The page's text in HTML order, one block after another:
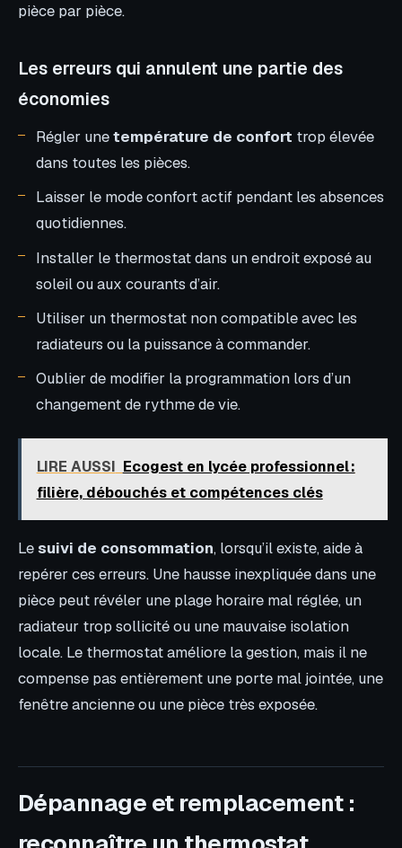
pièce par pièce.
Les erreurs qui annulent une partie des
économies
Régler unetempérature de confort trop élevée
dans toutes les pièces.
Laisser le mode confort actif pendant les absences
quotidiennes.
Installer le thermostat dans un endroit exposé au
soleil ou aux courants d’air.
Utiliser un thermostat non compatible avec les
radiateurs ou la puissance à commander.
Oublier de modifier la programmation lors d’un
changement de rythme de vie.
LIRE AUSSI Ecogest en lycée professionnel :
filière, débouchés et compétences clés
Lesuivi de consommation, lorsqu’il existe, aide à
repérer ces erreurs. Une hausse inexpliquée dans une
pièce peut révéler une plage horaire mal réglée, un
radiateur trop sollicité ou une mauvaise isolation
locale. Le thermostat améliore la gestion, mais il ne
compense pas entièrement une porte mal jointée, une
fenêtre ancienne ou une pièce très exposée.
Dépannage et remplacement :